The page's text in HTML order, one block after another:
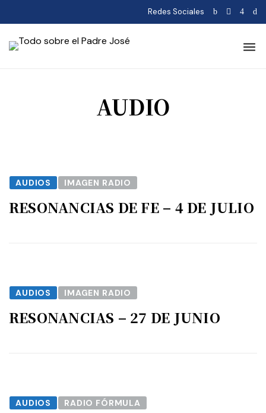
Redes Sociales
AUDIO
AUDIOS IMAGEN RADIO
RESONANCIAS DE FE – 4 DE JULIO
AUDIOS IMAGEN RADIO
RESONANCIAS – 27 DE JUNIO
AUDIOS RADIO FÓRMULA